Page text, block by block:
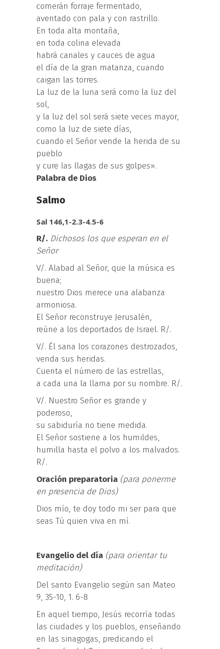
comerán forraje fermentado,
aventado con pala y con rastrillo.
En toda alta montaña,
en toda colina elevada
habrá canales y cauces de agua
el día de la gran matanza, cuando
caigan las torres.
La luz de la luna será como la luz del
sol,
y la luz del sol será siete veces mayor,
como la luz de siete días,
cuando el Señor vende la herida de su
pueblo
y cure las llagas de sus golpes».
Palabra de Dios
Salmo
Sal 146,1-2.3-4.5-6
R/. Dichosos los que esperan en el
Señor
V/. Alabad al Señor, que la música es
buena;
nuestro Dios merece una alabanza
armoniosa.
El Señor reconstruye Jerusalén,
reúne a los deportados de Israel. R/.
V/. Él sana los corazones destrozados,
venda sus heridas.
Cuenta el número de las estrellas,
a cada una la llama por su nombre. R/.
V/. Nuestro Señor es grande y
poderoso,
su sabiduría no tiene medida.
El Señor sostiene a los humildes,
humilla hasta el polvo a los malvados.
R/.
Oración preparatoria (para ponerme
en presencia de Dios)
Dios mío, te doy todo mi ser para que
seas Tú quien viva en mí.
Evangelio del día (para orientar tu
meditación)
Del santo Evangelio según san Mateo
9, 35-10, 1. 6-8
En aquel tiempo, Jesús recorría todas
las ciudades y los pueblos, enseñando
en las sinagogas, predicando el